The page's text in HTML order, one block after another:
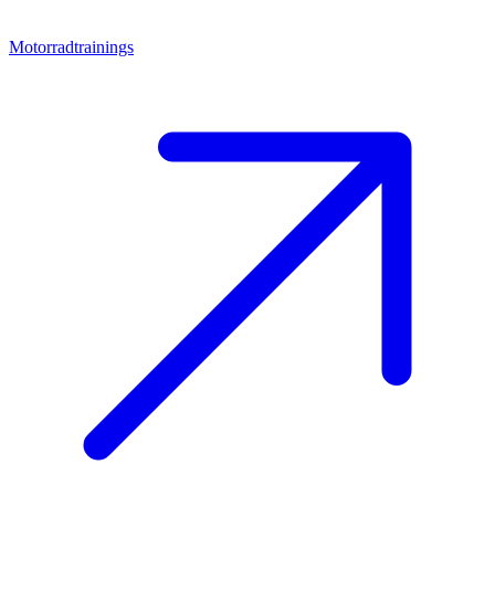
Motorradtrainings